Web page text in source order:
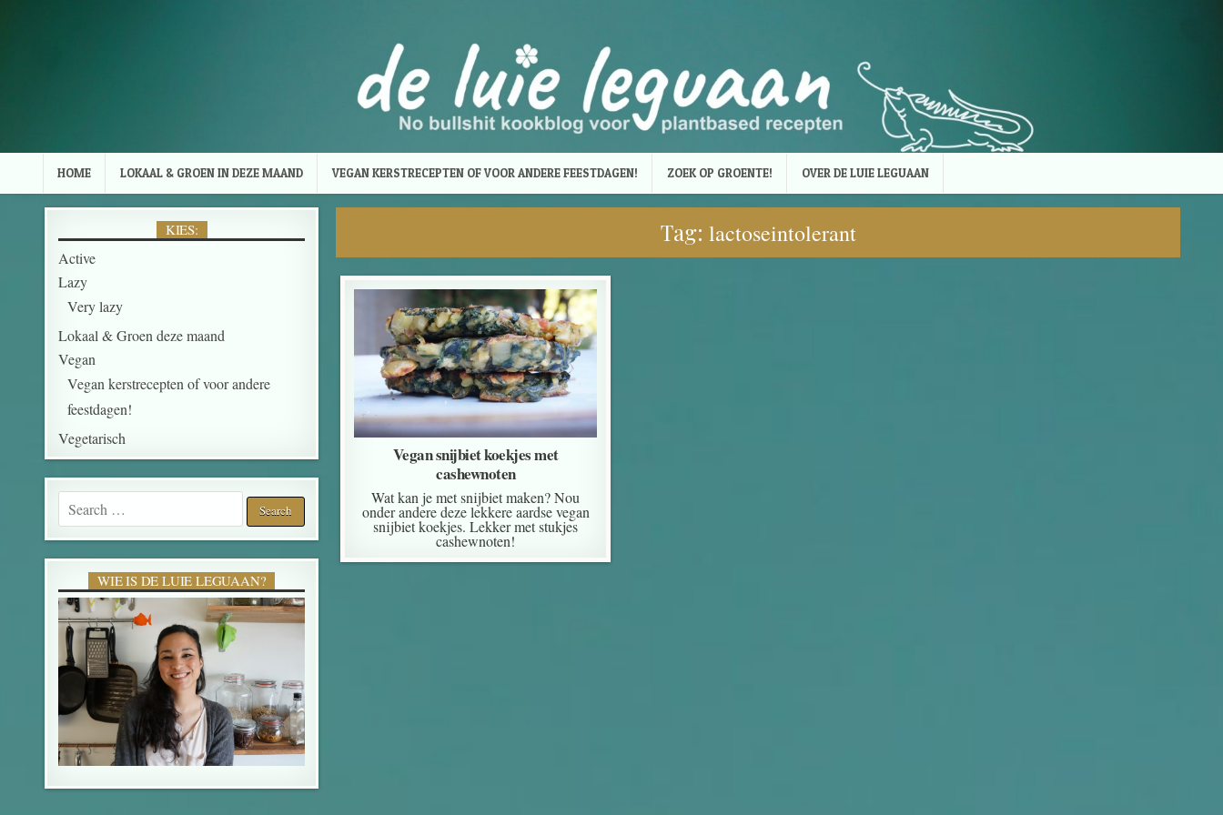
HOME LOKAAL & GROEN IN DEZE MAAND VEGAN KERSTRECEPTEN OF VOOR ANDERE FEESTDAGEN! ZOEK OP GROENTE! OVER DE LUIE LEGUAAN
Tag: lactoseintolerant
Vegan snijbiet koekjes met
cashewnoten
Wat kan je met snijbiet maken? Nou
onder andere deze lekkere aardse vegan
snijbiet koekjes. Lekker met stukjes
cashewnoten!
KIES:
Active
Lazy
Very lazy
Lokaal & Groen deze maand
Vegan
Vegan kerstrecepten of voor andere
feestdagen!
Vegetarisch
Search for:
WIE IS DE LUIE LEGUAAN?